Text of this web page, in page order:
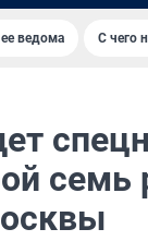
ведома С чего
семь